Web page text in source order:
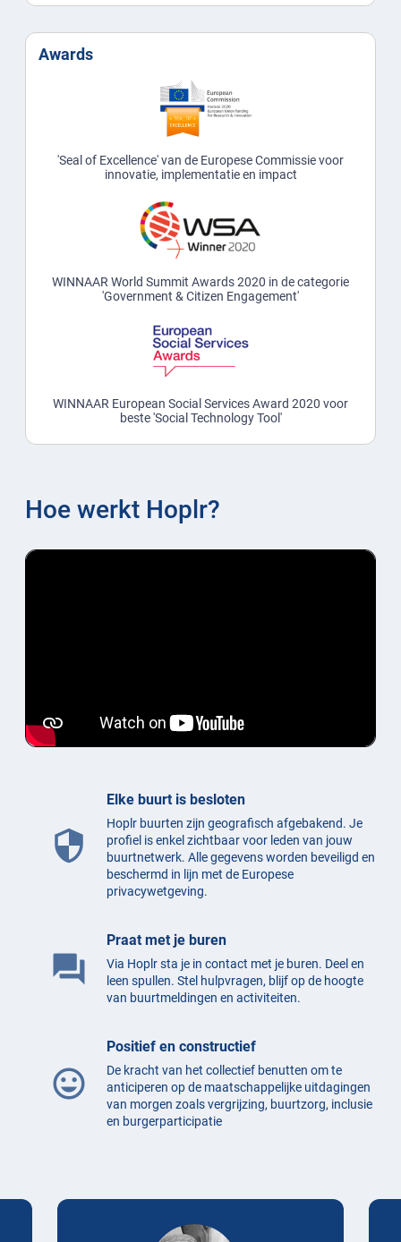
Awards
'Seal of Excellence' van de Europese Commissie voor
innovatie, implementatie en impact
WINNAAR World Summit Awards 2020 in de categorie
'Government & Citizen Engagement'
WINNAAR European Social Services Award 2020 voor
beste 'Social Technology Tool'
Hoe werkt Hoplr?
security
Elke buurt is besloten
Hoplr buurten zijn geografisch afgebakend. Je
profiel is enkel zichtbaar voor leden van jouw
buurtnetwerk. Alle gegevens worden beveiligd en
beschermd in lijn met de Europese
privacywetgeving.
question_answer
Praat met je buren
Via Hoplr sta je in contact met je buren. Deel en
leen spullen. Stel hulpvragen, blijf op de hoogte
van buurtmeldingen en activiteiten.
mood
Positief en constructief
De kracht van het collectief benutten om te
anticiperen op de maatschappelijke uitdagingen
van morgen zoals vergrijzing, buurtzorg, inclusie
en burgerparticipatie
Testimonials